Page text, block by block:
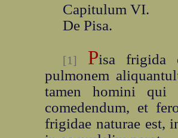
Capitulum VI.
De Pisa.
[1] Pisa frigida
pulmonem
tamen homini qui
comedendum, et
frigidae naturae est,